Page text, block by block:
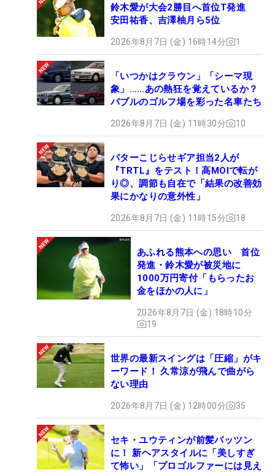
鈴木愛が大会2勝目へ首位T発進
安田祐香、吉澤柚月ら5位
2026年8月7日 (金) 16時14分 1
「いつかはクラウン」「シーマ現
象」……あの熱狂を覚えているか？
バブルのゴルフ場を彩った名車たち
2026年8月7日 (金) 11時30分 10
パターこじらせギア担当2人が
『TRTL』をテスト！高MOIで転が
り◎、調節も自在で「結果の改善効
果にかなりの意外性」
2026年8月7日 (金) 11時15分 18
あふれる熊本への思い 首位
発進・鈴木愛が被災地に
1000万円寄付「もらったお
金をほかの人に」
2026年8月7日 (金) 18時10分
19
世界の最新スイングは「圧縮」がキ
ーワード！ 久常涼が飛んで曲がら
ない理由
2026年8月7日 (金) 12時00分 35
セキ・ユウティンが前髪パッツン
に！ 新ヘアスタイルに「美しすぎ
て怖い」「プロゴルファーには見え